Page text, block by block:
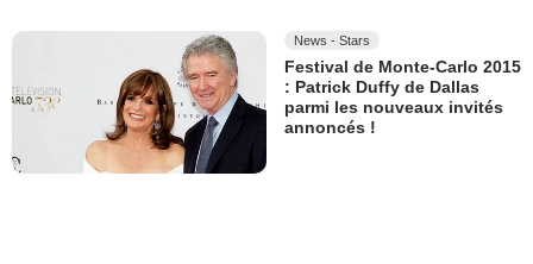
News - Stars
Festival de Monte-Carlo 2015
: Patrick Duffy de Dallas
parmi les nouveaux invités
annoncés !